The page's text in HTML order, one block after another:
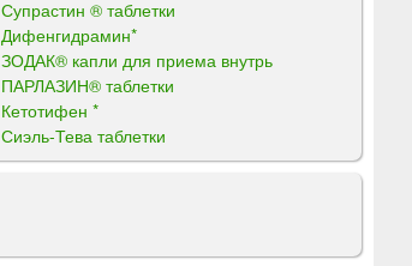
Супрастин ® таблетки
Дифенгидрамин*
ЗОДАК® капли для приема внутрь
ПАРЛАЗИН® таблетки
Кетотифен *
Сиэль-Тева таблетки